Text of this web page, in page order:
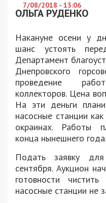
7/08/2018 - 13:06
ОЛЬГА РУДЕНКО
Накануне осени у
шанс устоять
Департамент
Днепровского
проведение
коллекторов. Цена
На эти деньги
насосные станции
окраинах. Работы
конца нынешнего года.
Подать заявку
сентября. Аукцион
готовности
насосные станции не